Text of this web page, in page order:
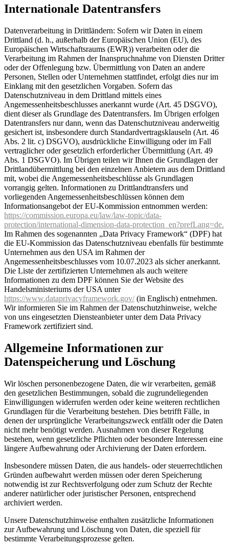
Internationale Datentransfers
Datenverarbeitung in Drittländern: Sofern wir Daten in einem
Drittland (d. h., außerhalb der Europäischen Union (EU), des
Europäischen Wirtschaftsraums (EWR)) verarbeiten oder die
Verarbeitung im Rahmen der Inanspruchnahme von Diensten Dritter
oder der Offenlegung bzw. Übermittlung von Daten an andere
Personen, Stellen oder Unternehmen stattfindet, erfolgt dies nur im
Einklang mit den gesetzlichen Vorgaben. Sofern das
Datenschutzniveau in dem Drittland mittels eines
Angemessenheitsbeschlusses anerkannt wurde (Art. 45 DSGVO),
dient dieser als Grundlage des Datentransfers. Im Übrigen erfolgen
Datentransfers nur dann, wenn das Datenschutzniveau anderweitig
gesichert ist, insbesondere durch Standardvertragsklauseln (Art. 46
Abs. 2 lit. c) DSGVO), ausdrückliche Einwilligung oder im Fall
vertraglicher oder gesetzlich erforderlicher Übermittlung (Art. 49
Abs. 1 DSGVO). Im Übrigen teilen wir Ihnen die Grundlagen der
Drittlandübermittlung bei den einzelnen Anbietern aus dem Drittland
mit, wobei die Angemessenheitsbeschlüsse als Grundlagen
vorrangig gelten. Informationen zu Drittlandtransfers und
vorliegenden Angemessenheitsbeschlüssen können dem
Informationsangebot der EU-Kommission entnommen werden:
https://commission.europa.eu/law/law-topic/data-
protection/international-dimension-data-protection_en?prefLang=de.
Im Rahmen des sogenannten „Data Privacy Framework“ (DPF) hat
die EU-Kommission das Datenschutzniveau ebenfalls für bestimmte
Unternehmen aus den USA im Rahmen der
Angemessenheitsbeschlusses vom 10.07.2023 als sicher anerkannt.
Die Liste der zertifizierten Unternehmen als auch weitere
Informationen zu dem DPF können Sie der Website des
Handelsministeriums der USA unter
https://www.dataprivacyframework.gov/(in Englisch) entnehmen.
Wir informieren Sie im Rahmen der Datenschutzhinweise, welche
von uns eingesetzten Diensteanbieter unter dem Data Privacy
Framework zertifiziert sind.
Allgemeine Informationen zur
Datenspeicherung und Löschung
Wir löschen personenbezogene Daten, die wir verarbeiten, gemäß
den gesetzlichen Bestimmungen, sobald die zugrundeliegenden
Einwilligungen widerrufen werden oder keine weiteren rechtlichen
Grundlagen für die Verarbeitung bestehen. Dies betrifft Fälle, in
denen der ursprüngliche Verarbeitungszweck entfällt oder die Daten
nicht mehr benötigt werden. Ausnahmen von dieser Regelung
bestehen, wenn gesetzliche Pflichten oder besondere Interessen eine
längere Aufbewahrung oder Archivierung der Daten erfordern.
Insbesondere müssen Daten, die aus handels- oder steuerrechtlichen
Gründen aufbewahrt werden müssen oder deren Speicherung
notwendig ist zur Rechtsverfolgung oder zum Schutz der Rechte
anderer natürlicher oder juristischer Personen, entsprechend
archiviert werden.
Unsere Datenschutzhinweise enthalten zusätzliche Informationen
zur Aufbewahrung und Löschung von Daten, die speziell für
bestimmte Verarbeitungsprozesse gelten.